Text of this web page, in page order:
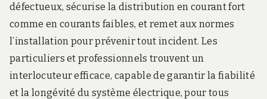
défectueux, sécurise la distribution en courant fort
comme en courants faibles, et remet aux normes
l’installation pour prévenir tout incident. Les
particuliers et professionnels trouvent un
interlocuteur efficace, capable de garantir la fiabilité
et la longévité du système électrique, pour tous